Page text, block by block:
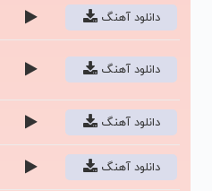
دانلود آهنگ
دانلود آهنگ
دانلود آهنگ
دانلود آهنگ